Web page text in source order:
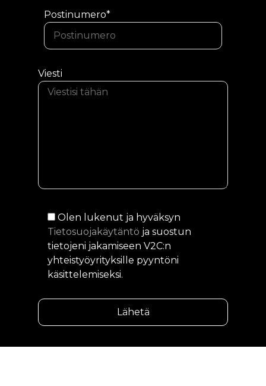
Postinumero*
Viesti
Olen lukenut ja hyväksyn
Tietosuojakäytäntö ja suostun
tietojeni jakamiseen V2C:n
yhteistyöyrityksille pyyntöni
käsittelemiseksi.